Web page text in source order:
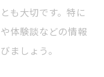
も大切です。特に
体験談などの情報
ましょう。